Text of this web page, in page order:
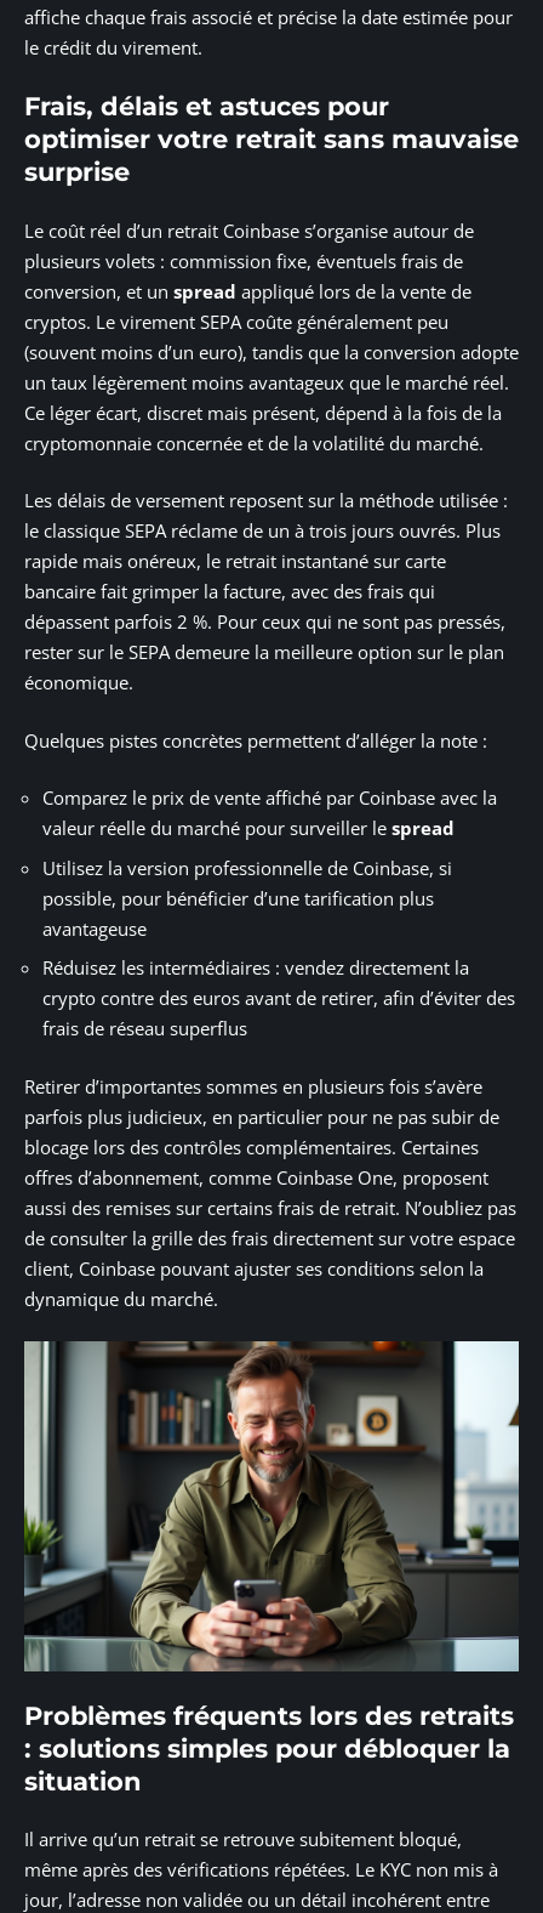
affiche chaque frais associé et précise la date estimée pour
le crédit du virement.
Frais, délais et astuces pour
optimiser votre retrait sans mauvaise
surprise
Le coût réel d’un retrait Coinbase s’organise autour de
plusieurs volets : commission fixe, éventuels frais de
conversion, et un spread appliqué lors de la vente de
cryptos. Le virement SEPA coûte généralement peu
(souvent moins d’un euro), tandis que la conversion adopte
un taux légèrement moins avantageux que le marché réel.
Ce léger écart, discret mais présent, dépend à la fois de la
cryptomonnaie concernée et de la volatilité du marché.
Les délais de versement reposent sur la méthode utilisée :
le classique SEPA réclame de un à trois jours ouvrés. Plus
rapide mais onéreux, le retrait instantané sur carte
bancaire fait grimper la facture, avec des frais qui
dépassent parfois 2 %. Pour ceux qui ne sont pas pressés,
rester sur le SEPA demeure la meilleure option sur le plan
économique.
Quelques pistes concrètes permettent d’alléger la note :
Comparez le prix de vente affiché par Coinbase avec la
valeur réelle du marché pour surveiller le spread
Utilisez la version professionnelle de Coinbase, si
possible, pour bénéficier d’une tarification plus
avantageuse
Réduisez les intermédiaires : vendez directement la
crypto contre des euros avant de retirer, afin d’éviter des
frais de réseau superflus
Retirer d’importantes sommes en plusieurs fois s’avère
parfois plus judicieux, en particulier pour ne pas subir de
blocage lors des contrôles complémentaires. Certaines
offres d’abonnement, comme Coinbase One, proposent
aussi des remises sur certains frais de retrait. N’oubliez pas
de consulter la grille des frais directement sur votre espace
client, Coinbase pouvant ajuster ses conditions selon la
dynamique du marché.
Problèmes fréquents lors des retraits
: solutions simples pour débloquer la
situation
Il arrive qu’un retrait se retrouve subitement bloqué,
même après des vérifications répétées. Le KYC non mis à
jour, l’adresse non validée ou un détail incohérent entre